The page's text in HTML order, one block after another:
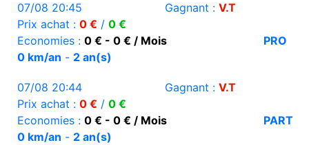
07/08 20:45 Gagnant : V.T
Prix achat : 0 € / 0 €
Economies : 0 € - 0 € / Mois
PRO
0 km/an - 2 an(s)
07/08 20:44 Gagnant : V.T
Prix achat : 0 € / 0 €
Economies : 0 € - 0 € / Mois
PART
0 km/an - 2 an(s)